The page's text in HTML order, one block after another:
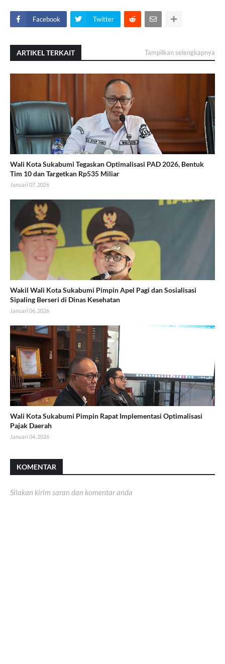
Facebook Twitter
ARTIKEL TERKAIT Tampilkan selengkapnya
Wali Kota Sukabumi Tegaskan Optimalisasi PAD 2026, Bentuk
Tim 10 dan Targetkan Rp535 Miliar
Januari 07, 2026
Wakil Wali Kota Sukabumi Pimpin Apel Pagi dan Sosialisasi
Sipaling Berseri di Dinas Kesehatan
Januari 06, 2026
Wali Kota Sukabumi Pimpin Rapat Implementasi Optimalisasi
Pajak Daerah
Januari 04, 2026
KOMENTAR
Silakan kirim saran dan komentar anda